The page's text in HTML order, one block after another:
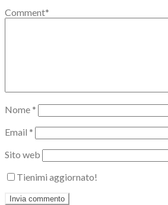
Comment*
Nome *
Email *
Sito web
Tienimi aggiornato!